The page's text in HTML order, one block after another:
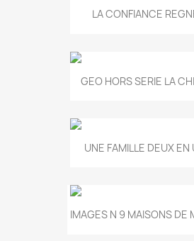
LA CONFIANCE
GEO HORS SERIE LA
UNE FAMILLE DEUX EN
IMAGES N 9 MAISONS DE